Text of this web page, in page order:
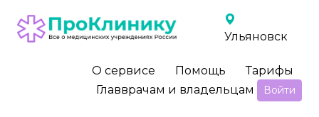
Ульяновск
О сервисе Помощь
Тарифы
Главврачам и владельцам
Войти